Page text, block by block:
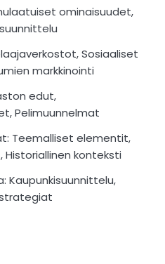
ominaisuudet,
Sosiaaliset
markkinointi
edut,
Pelimuunnelmat
Teemalliset elementit,
Historiallinen konteksti
Kaupunkisuunnittelu,